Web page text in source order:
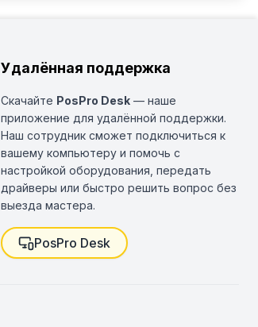
Удалённая поддержка
Скачайте PosPro Desk — наше
приложение для удалённой поддержки.
Наш сотрудник сможет подключиться к
вашему компьютеру и помочь с
настройкой оборудования, передать
драйверы или быстро решить вопрос без
выезда мастера.
PosPro Desk